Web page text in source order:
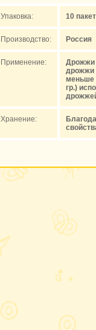
Упаковка: 10
Производство: Россия
Применение:
Дрожжи
дрожжи
меньше
гр.)
Хранение: